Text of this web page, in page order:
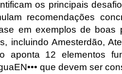
os principais
recomendações
em exemplos de boas
incluindo Amesterdão,
aponta 12 elementos
que devem ser